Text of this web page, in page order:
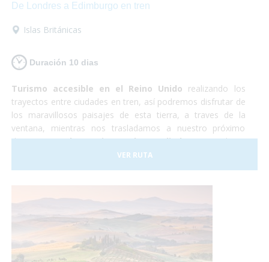
De Londres a Edimburgo en tren
Islas Británicas
Duración 10 dias
Turismo accesible en el Reino Unido realizando los
trayectos entre ciudades en tren, así podremos disfrutar de
los maravillosos paisajes de esta tierra, a traves de la
ventana, mientras nos trasladamos a nuestro próximo
destino.Londres, Liverpool y Edimburgo, cultura,
shopping, historia y naturaleza. Un país completamente
preparado para hacer que la experiencia de todos los
VER RUTA